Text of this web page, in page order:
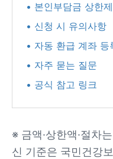
• 본인부담금 상한
• 신청 시 유의사항
• 자동 환급 계좌 등
• 자주 묻는 질문
• 공식 참고 링크
※ 금액·상한액·절차
신 기준은 국민건강